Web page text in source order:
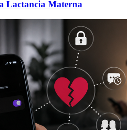
Lactancia Materna